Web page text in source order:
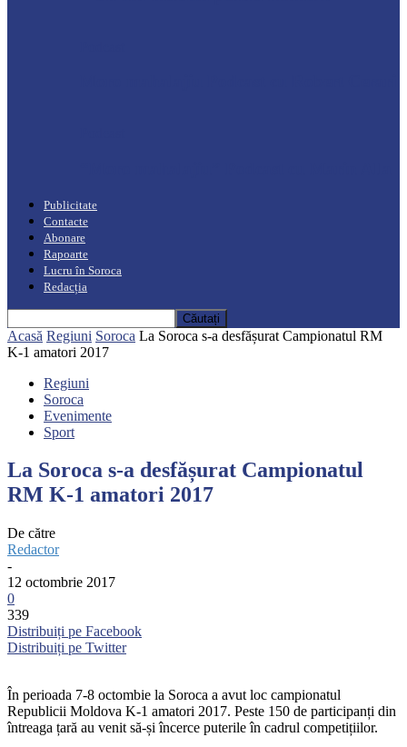
Publicitate
Contacte
Abonare
Rapoarte
Lucru în Soroca
Redacția
Acasă Regiuni Soroca La Soroca s-a desfășurat Campionatul RM
K-1 amatori 2017
Regiuni
Soroca
Evenimente
Sport
La Soroca s-a desfășurat Campionatul
RM K-1 amatori 2017
De către
Redactor
-
12 octombrie 2017
0
339
Distribuiți pe Facebook
Distribuiți pe Twitter
În perioada 7-8 octombie la Soroca a avut loc campionatul
Republicii Moldova K-1 amatori 2017. Peste 150 de participanți din
întreaga țară au venit să-și încerce puterile în cadrul competițiilor.